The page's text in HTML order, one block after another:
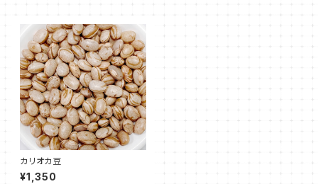
カリオカ豆
¥1,350